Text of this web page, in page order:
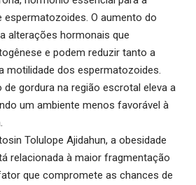
espermatozoides. O aumento do
alterações hormonais que
e podem reduzir tanto a
motilidade dos espermatozoides.
gordura na região escrotal eleva a
um ambiente menos favorável à
Tolulope Ajidahun, a obesidade
relacionada à maior fragmentação
que compromete as chances de